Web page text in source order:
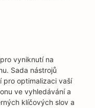
vyniknutí na
Sada nástrojů
pro optimalizaci vaší
ve vyhledávání a
klíčových slov a